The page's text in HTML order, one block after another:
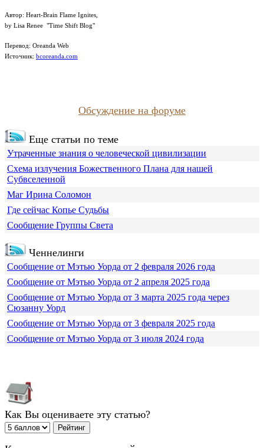
Автор: Heart-Brain Flame Ignites,
by Lisa Renee "Time Shift Blog"
Перевод: Oreanda Web
Источник: bcoreanda.com
Обсуждение на форуме
Еще статьи по теме
Утраченные знания о человеческой цивилизации
Схема излучения Божественного Плана для нашей
Субвселенной
Маг Ирина Соломон
Где сейчас Копье Судьбы
Сообщение Группы Света
Ченнелинги
Сообщение от Мэтью Уорда от 2 февраля 2026 года
Сообщение от Мэтью Уорда от 2 апреля 2025 года
Сообщение от Мэтью Уорда от 3 марта 2025 года через
Сюзанну Уорд
Сообщение от Мэтью Уорда от 3 февраля 2025 года
Сообщение от Мэтью Уорда от 3 июля 2024 года
Как Вы оцениваете эту статью?